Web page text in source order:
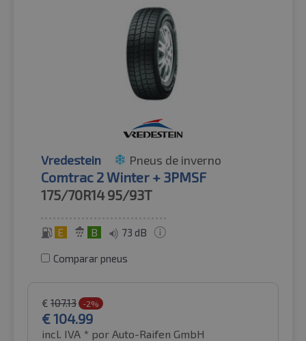
Vredestein Pneus de inverno
Comtrac 2 Winter + 3PMSF
175/70R14 95/93T
E B 73 dB
Comparar pneus
€ 107.13 -2%
€104.99
incl. IVA * por Auto-Raifen GmbH